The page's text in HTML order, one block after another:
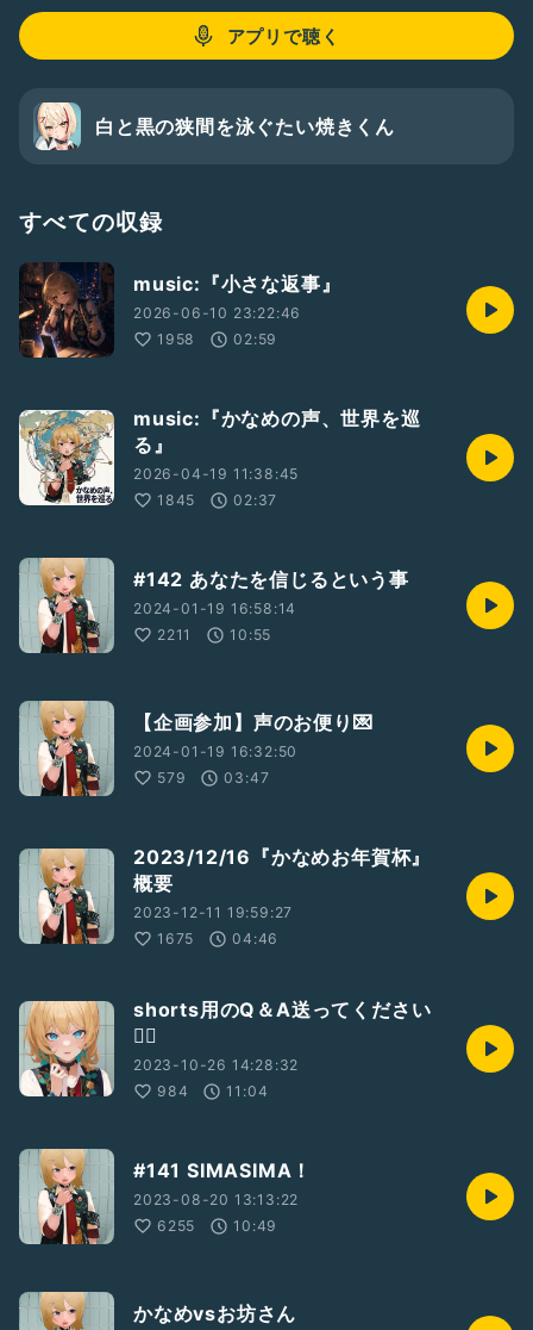
アプリで聴く
白と黒の狭間を泳ぐたい焼きくん
すべての収録
music:『小さな返事』
2026-06-10 23:22:46
1958
02:59
music:『かなめの声、世界を巡
る』
2026-04-19 11:38:45
1845
02:37
#142 あなたを信じるという事
2024-01-19 16:58:14
2211
10:55
【企画参加】声のお便り💌
2024-01-19 16:32:50
579
03:47
2023/12/16『かなめお年賀杯』
概要
2023-12-11 19:59:27
1675
04:46
shorts用のQ＆A送ってください
🙇‍♀️
2023-10-26 14:28:32
984
11:04
#141 SIMASIMA！
2023-08-20 13:13:22
6255
10:49
かなめvsお坊さん